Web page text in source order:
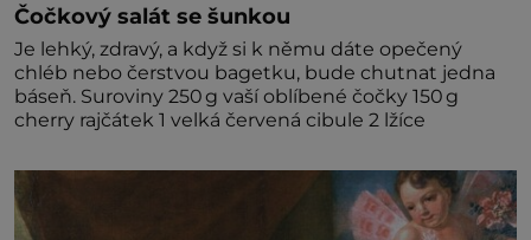
Čočkový salát se šunkou
Je lehký, zdravý, a když si k němu dáte opečený
chléb nebo čerstvou bagetku, bude chutnat jedna
báseň. Suroviny 250 g vaší oblíbené čočky 150 g
cherry rajčátek 1 velká červená cibule 2 lžíce